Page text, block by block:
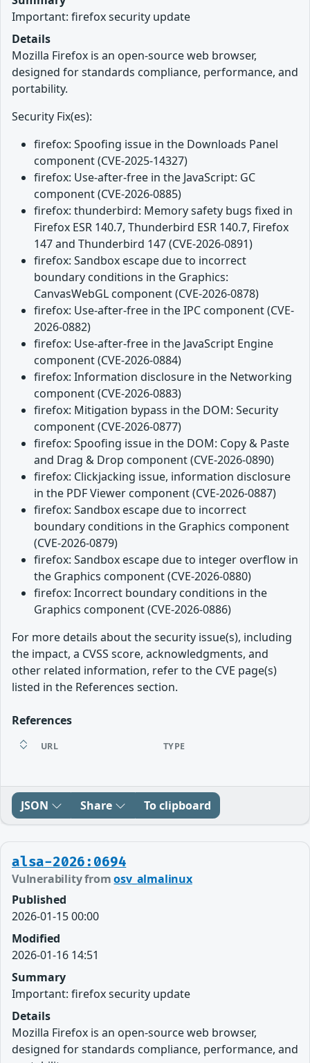
Important: firefox security update
Details
Mozilla Firefox is an open-source web browser,
designed for standards compliance, performance, and
portability.
Security Fix(es):
firefox: Spoofing issue in the Downloads Panel
component (CVE-2025-14327)
firefox: Use-after-free in the JavaScript: GC
component (CVE-2026-0885)
firefox: thunderbird: Memory safety bugs fixed in
Firefox ESR 140.7, Thunderbird ESR 140.7, Firefox
147 and Thunderbird 147 (CVE-2026-0891)
firefox: Sandbox escape due to incorrect
boundary conditions in the Graphics:
CanvasWebGL component (CVE-2026-0878)
firefox: Use-after-free in the IPC component (CVE-
2026-0882)
firefox: Use-after-free in the JavaScript Engine
component (CVE-2026-0884)
firefox: Information disclosure in the Networking
component (CVE-2026-0883)
firefox: Mitigation bypass in the DOM: Security
component (CVE-2026-0877)
firefox: Spoofing issue in the DOM: Copy & Paste
and Drag & Drop component (CVE-2026-0890)
firefox: Clickjacking issue, information disclosure
in the PDF Viewer component (CVE-2026-0887)
firefox: Sandbox escape due to incorrect
boundary conditions in the Graphics component
(CVE-2026-0879)
firefox: Sandbox escape due to integer overflow in
the Graphics component (CVE-2026-0880)
firefox: Incorrect boundary conditions in the
Graphics component (CVE-2026-0886)
For more details about the security issue(s), including
the impact, a CVSS score, acknowledgments, and
other related information, refer to the CVE page(s)
listed in the References section.
References
URL TYPE
JSON Share To clipboard
alsa-2026:0694
Vulnerability fromosv_almalinux
Published
2026-01-15 00:00
Modified
2026-01-16 14:51
Summary
Important: firefox security update
Details
Mozilla Firefox is an open-source web browser,
designed for standards compliance, performance, and